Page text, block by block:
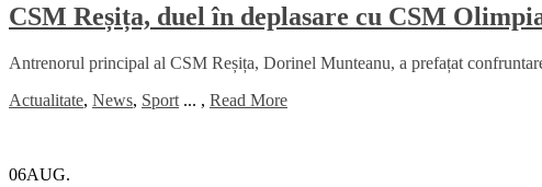
CSM Reșița, duel în deplasare cu CSM
Antrenorul principal al CSM Reșița, Dorinel Munteanu, a prefațat
Actualitate, News, Sport ... , Read More
06AUG.